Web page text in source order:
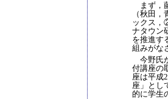
まず，
（秋田
ックス，
ナタウン
を推進す
組みがな
今野氏
付講座の
座は平成
座」とし
的に学生